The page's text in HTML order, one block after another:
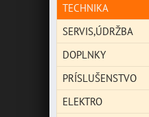
TECHNIKA
SERVIS,ÚDRŽBA
DOPLNKY
PRÍSLUŠENSTVO
ELEKTRO